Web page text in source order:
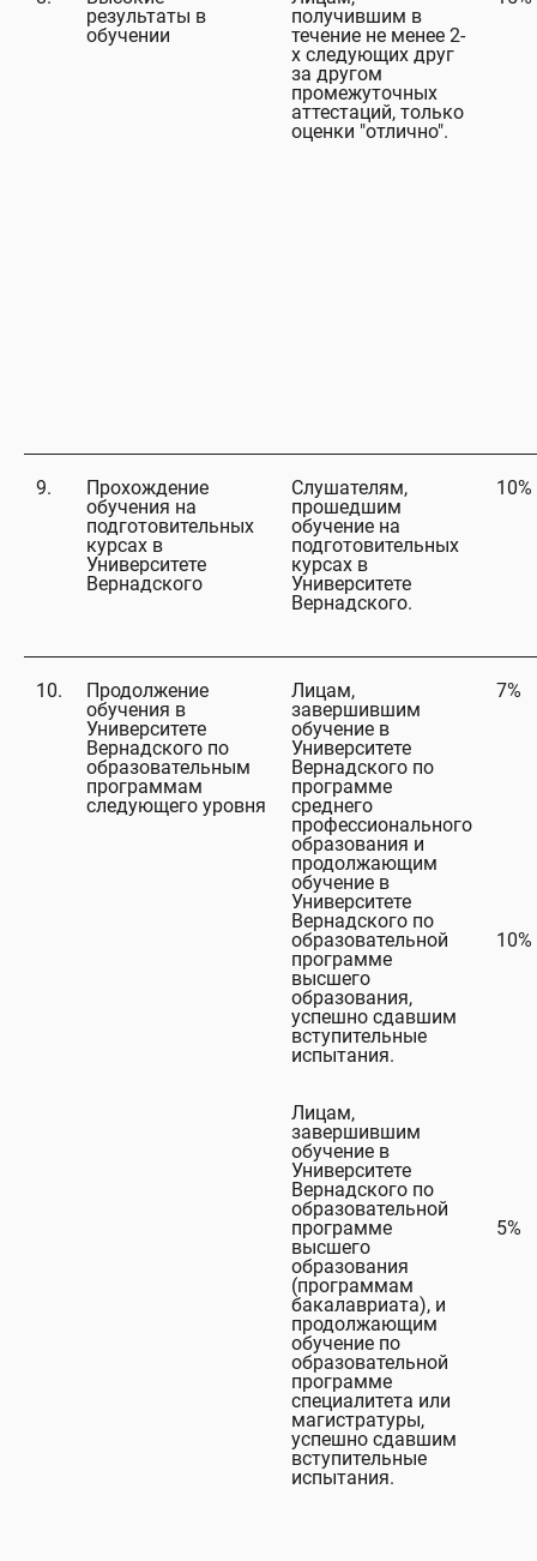
результаты в
обучении
получившим в
течение не менее 2-
х следующих друг
за другом
промежуточных
аттестаций, только
оценки "отлично".
9.
Прохождение
обучения на
подготовительных
курсах в
Университете
Вернадского
Слушателям,
прошедшим
обучение на
подготовительных
курсах в
Университете
Вернадского.
10%
10.
Продолжение
обучения в
Университете
Вернадского по
образовательным
программам
следующего уровня
Лицам,
завершившим
обучение в
Университете
Вернадского по
программе
среднего
профессионального
образования и
продолжающим
обучение в
Университете
Вернадского по
образовательной
программе
высшего
образования,
успешно сдавшим
вступительные
испытания.
Лицам,
завершившим
обучение в
Университете
Вернадского по
образовательной
программе
высшего
образования
(программам
бакалавриата), и
продолжающим
обучение по
образовательной
программе
специалитета или
магистратуры,
успешно сдавшим
вступительные
испытания.
7%
10%
5%